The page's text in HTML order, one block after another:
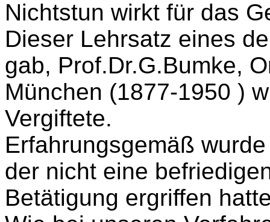
Nichtstun wirkt für das
Dieser Lehrsatz eines
gab, Prof.Dr.G.Bumke,
München (1877-1950 )
Vergiftete.
Erfahrungsgemäß
der nicht eine
Betätigung ergriffen